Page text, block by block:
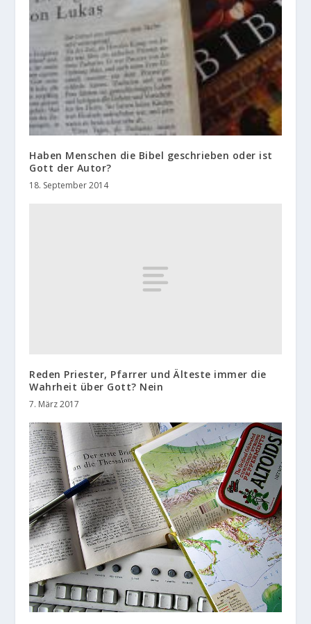
Haben Menschen die Bibel geschrieben oder ist
Gott der Autor?
18. September 2014
Reden Priester, Pfarrer und Älteste immer die
Wahrheit über Gott? Nein
7. März 2017